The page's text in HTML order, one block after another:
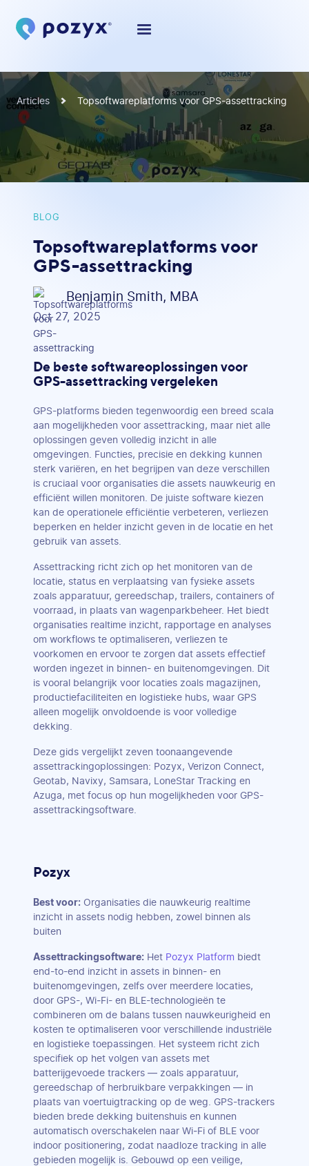
Articles Topsoftwareplatforms voor GPS-assettracking
BLOG
Topsoftwareplatforms voor
GPS-assettracking
Benjamin Smith, MBA
Oct 27, 2025
De beste softwareoplossingen voor
GPS-assettracking vergeleken
GPS-platforms bieden tegenwoordig een breed scala
aan mogelijkheden voor assettracking, maar niet alle
oplossingen geven volledig inzicht in alle
omgevingen. Functies, precisie en dekking kunnen
sterk variëren, en het begrijpen van deze verschillen
is cruciaal voor organisaties die assets nauwkeurig en
efficiënt willen monitoren. De juiste software kiezen
kan de operationele efficiëntie verbeteren, verliezen
beperken en helder inzicht geven in de locatie en het
gebruik van assets.
Assettracking richt zich op het monitoren van de
locatie, status en verplaatsing van fysieke assets
zoals apparatuur, gereedschap, trailers, containers of
voorraad, in plaats van wagenparkbeheer. Het biedt
organisaties realtime inzicht, rapportage en analyses
om workflows te optimaliseren, verliezen te
voorkomen en ervoor te zorgen dat assets effectief
worden ingezet in binnen- en buitenomgevingen. Dit
is vooral belangrijk voor locaties zoals magazijnen,
productiefaciliteiten en logistieke hubs, waar GPS
alleen mogelijk onvoldoende is voor volledige
dekking.
Deze gids vergelijkt zeven toonaangevende
assettrackingoplossingen: Pozyx, Verizon Connect,
Geotab, Navixy, Samsara, LoneStar Tracking en
Azuga, met focus op hun mogelijkheden voor GPS-
assettrackingsoftware.
Pozyx
Best voor: Organisaties die nauwkeurig realtime
inzicht in assets nodig hebben, zowel binnen als
buiten
Assettrackingsoftware: Het Pozyx Platform biedt
end-to-end inzicht in assets in binnen- en
buitenomgevingen, zelfs over meerdere locaties,
door GPS-, Wi‑Fi- en BLE-technologieën te
combineren om de balans tussen nauwkeurigheid en
kosten te optimaliseren voor verschillende industriële
en logistieke toepassingen. Het systeem richt zich
specifiek op het volgen van assets met
batterijgevoede trackers — zoals apparatuur,
gereedschap of herbruikbare verpakkingen — in
plaats van voertuigtracking op de weg. GPS-trackers
bieden brede dekking buitenshuis en kunnen
automatisch overschakelen naar Wi‑Fi of BLE voor
indoor positionering, zodat naadloze tracking in alle
gebieden mogelijk is. Gebouwd op een veilige,